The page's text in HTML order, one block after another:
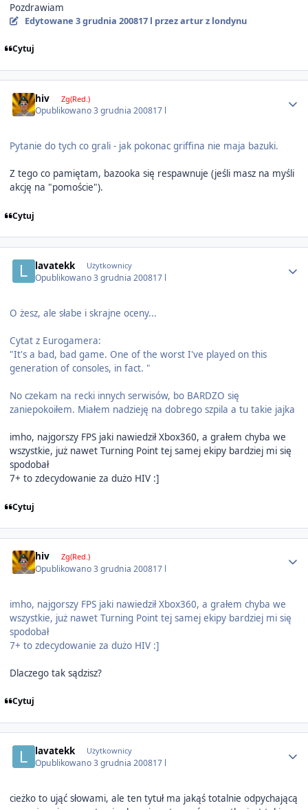
Pozdrawiam
Edytowane 3 grudnia 200817 l przez artur z londynu
Cytuj
hiv Zg(Red.)
Opublikowano3 grudnia 200817 l
Pytanie do tych co grali - jak pokonac griffina nie maja bazuki.
Z tego co pamiętam, bazooka się respawnuje (jeśli masz na myśli
akcję na "pomoście").
Cytuj
lavatekk Użytkownicy
Opublikowano3 grudnia 200817 l
O żesz, ale słabe i skrajne oceny...
Cytat z Eurogamera:
"It's a bad, bad game. One of the worst I've played on this
generation of consoles, in fact. "
No czekam na recki innych serwisów, bo BARDZO się
zaniepokoiłem. Miałem nadzieję na dobrego szpila a tu takie jajka
imho, najgorszy FPS jaki nawiedził Xbox360, a grałem chyba we
wszystkie, już nawet Turning Point tej samej ekipy bardziej mi się
spodobał
7+ to zdecydowanie za dużo HIV :]
Cytuj
hiv Zg(Red.)
Opublikowano3 grudnia 200817 l
imho, najgorszy FPS jaki nawiedził Xbox360, a grałem chyba we
wszystkie, już nawet Turning Point tej samej ekipy bardziej mi się
spodobał
7+ to zdecydowanie za dużo HIV :]
Dlaczego tak sądzisz?
Cytuj
lavatekk Użytkownicy
Opublikowano3 grudnia 200817 l
cieżko to ująć słowami, ale ten tytuł ma jakąś totalnie odpychającą